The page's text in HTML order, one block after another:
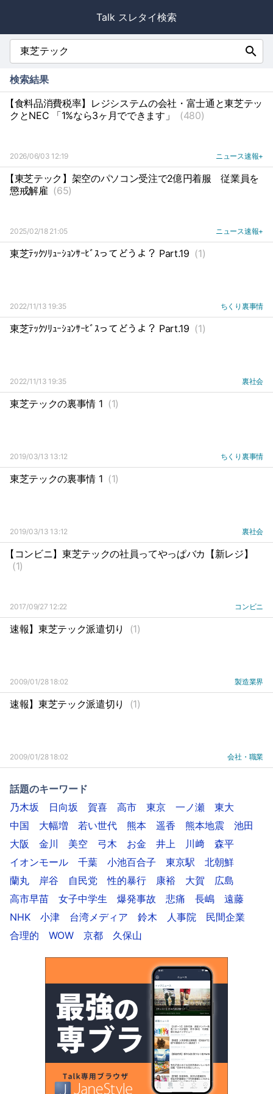
Talk スレタイ検索
search
検索結果
【食料品消費税率】レジシステムの会社・富士通と東芝テッ
クとNEC 「1%なら3ヶ月でできます」
(480)
2026/06/03 12:19 ニュース速報+
【東芝テック】架空のパソコン受注で2億円着服
従業員を
懲戒解雇 (65)
2025/02/18 21:05 ニュース速報+
東芝ﾃｯｸｿﾘｭｰｼｮﾝｻｰﾋﾞｽってどうよ？ Part.19 (1)
2022/11/13 19:35 ちくり裏事情
東芝ﾃｯｸｿﾘｭｰｼｮﾝｻｰﾋﾞｽってどうよ？ Part.19 (1)
2022/11/13 19:35 裏社会
東芝テックの裏事情 1 (1)
2019/03/13 13:12 ちくり裏事情
東芝テックの裏事情 1 (1)
2019/03/13 13:12 裏社会
【コンビニ】東芝テックの社員ってやっぱバカ【新レジ】
(1)
2017/09/27 12:22 コンビニ
速報】東芝テック派遣切り (1)
2009/01/28 18:02 製造業界
速報】東芝テック派遣切り (1)
2009/01/28 18:02 会社・職業
話題のキーワード
乃木坂
日向坂 賀喜 高市 東京 一ノ瀬
東大
中国
大幅増 若い世代 熊本 遥香 熊本地震
池田
大阪
金川 美空 弓木 お金 井上 川﨑
森平
イオンモール
千葉 小池百合子 東京駅
北朝鮮
蘭丸
岸谷 自民党 性的暴行 康裕 大賀
広島
高市早苗
女子中学生 爆発事故 悲痛 長嶋
遠藤
NHK
小津 台湾メディア 鈴木 人事院
民間企業
合理的
WOW 京都 久保山